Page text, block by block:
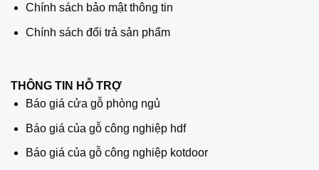
Chính sách bảo mật thông tin
Chính sách đổi trả sản phẩm
THÔNG TIN HỖ TRỢ
Báo giá cửa gỗ phòng ngủ
Báo giá của gỗ công nghiệp hdf
Báo giá của gỗ công nghiệp kotdoor